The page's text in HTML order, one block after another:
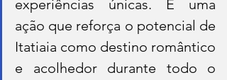
experiências únicas. É uma
ação que reforça o potencial de
Itatiaia como destino romântico
e acolhedor durante todo o